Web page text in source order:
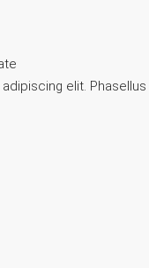
elit. Phasellus